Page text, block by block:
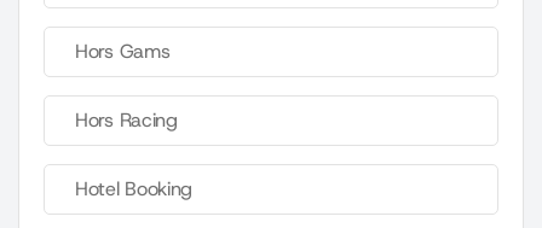
Hors Gams
Hors Racing
Hotel Booking